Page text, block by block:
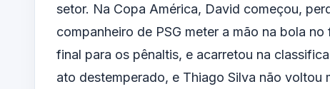
setor. Na Copa América, David começou,
companheiro de PSG meter a mão na bola
final para os pênaltis, e acarretou na
ato destemperado, e Thiago Silva não voltou